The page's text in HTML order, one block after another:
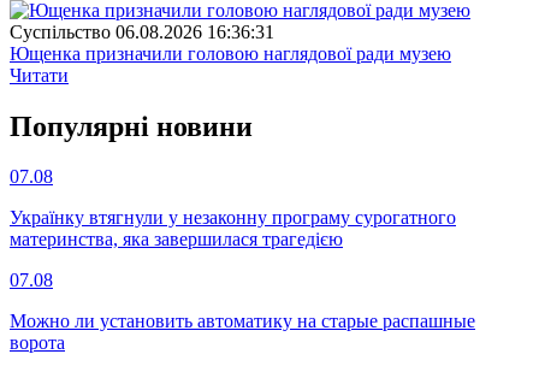
Суспiльство 06.08.2026 16:36:31
Ющенка призначили головою наглядової ради музею
Читати
Популярнi новини
07.08
Українку втягнули у незаконну програму сурогатного
материнства, яка завершилася трагедією
07.08
Можно ли установить автоматику на старые распашные
ворота